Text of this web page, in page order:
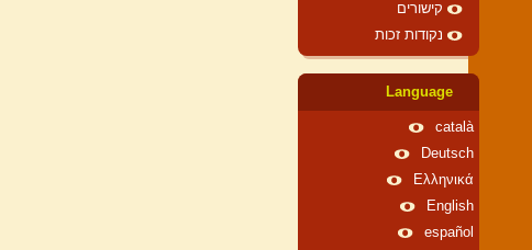
קישורים
נקודות זכות
Language
català
Deutsch
Ελληνικά
English
español